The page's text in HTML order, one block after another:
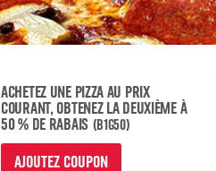
ACHETEZ UNE PIZZA AU PRIX
COURANT, OBTENEZ LA DEUXIÈME À
50 % DE RABAIS (B1G50)
AJOUTEZ COUPON